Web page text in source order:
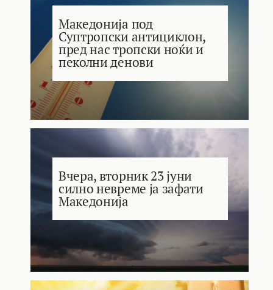
Македонија под
Суптропски антициклон,
пред нас тропски ноќи и
пеколни денови
Вчера, вторник 23 јуни
силно невреме ја зафати
Македонија